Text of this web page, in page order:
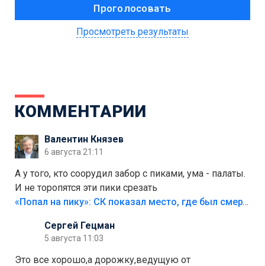
Просмотреть результаты
КОММЕНТАРИИ
Валентин Князев
6 августа 21:11
А у того, кто соорудил забор с пиками, ума - палаты.
И не торопятся эти пики срезать
«Попал на пику»: СК показал место, где был смертельно травмирован ребенок в Тольятти
Сергей Гецман
5 августа 11:03
Это все хорошо,а дорожку,ведущую от